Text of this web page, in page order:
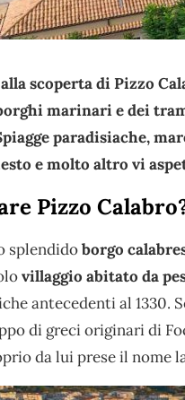
scoperta di Pizzo
marinari e dei
paradisiache,
e molto altro vi
Pizzo
splendidoborgo
villaggio abitato da
antecedenti al 1330.
di greci originari di
da lui prese il nome